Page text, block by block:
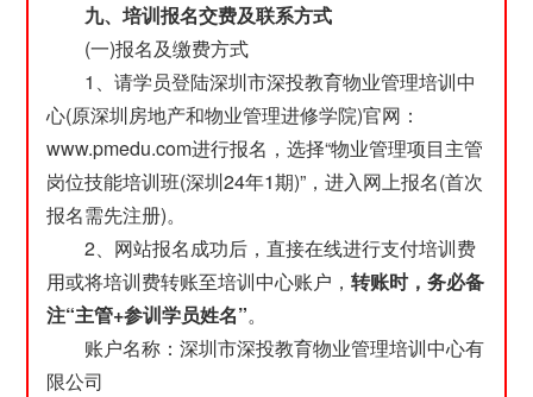
九、培训报名交费及联系方式
(一)报名及缴费方式
1、请学员登陆深圳市深投教育物业管理培训中
心(原深圳房地产和物业管理进修学院)官网：
www.pmedu.com进行报名，选择“物业管理项目主管
岗位技能培训班(深圳24年1期)”，进入网上报名(首次
报名需先注册)。
2、网站报名成功后，直接在线进行支付培训费
用或将培训费转账至培训中心账户，转账时，务必备
注“主管+参训学员姓名”。
账户名称：深圳市深投教育物业管理培训中心有
限公司